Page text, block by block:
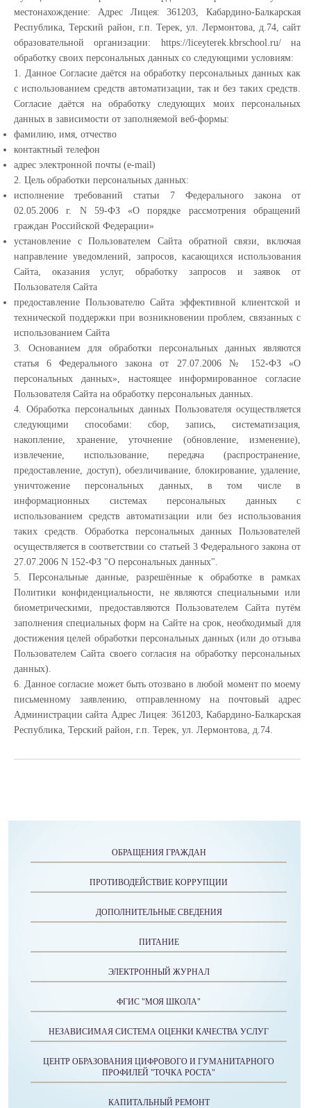
местонахождение: Адрес Лицея: 361203, Кабардино-Балкарская
Республика, Терский район, г.п. Терек, ул. Лермонтова, д.74, сайт
образовательной организации: https://liceyterek.kbrschool.ru/ на
обработку своих персональных данных со следующими условиям:
1. Данное Согласие даётся на обработку персональных данных как
с использованием средств автоматизации, так и без таких средств.
Согласие даётся на обработку следующих моих персональных
данных в зависимости от заполняемой веб-формы:
фамилию, имя, отчество
контактный телефон
адрес электронной почты (e-mail)
2. Цель обработки персональных данных:
исполнение требований статьи 7 Федерального закона от
02.05.2006 г. N 59-ФЗ «О порядке рассмотрения обращений
граждан Российской Федерации»
установление с Пользователем Сайта обратной связи, включая
направление уведомлений, запросов, касающихся использования
Сайта, оказания услуг, обработку запросов и заявок от
Пользователя Сайта
предоставление Пользователю Сайта эффективной клиентской и
технической поддержки при возникновении проблем, связанных с
использованием Сайта
3. Основанием для обработки персональных данных являются
статья 6 Федерального закона от 27.07.2006 № 152-ФЗ «О
персональных данных», настоящее информированное согласие
Пользователя Сайта на обработку персональных данных.
4. Обработка персональных данных Пользователя осуществляется
следующими способами: сбор, запись, систематизация,
накопление, хранение, уточнение (обновление, изменение),
извлечение, использование, передача (распространение,
предоставление, доступ), обезличивание, блокирование, удаление,
уничтожение персональных данных, в том числе в
информационных системах персональных данных с
использованием средств автоматизации или без использования
таких средств. Обработка персональных данных Пользователей
осуществляется в соответствии со статьей 3 Федерального закона от
27.07.2006 N 152-ФЗ "О персональных данных".
5. Персональные данные, разрешённые к обработке в рамках
Политики конфиденциальности, не являются специальными или
биометрическими, предоставляются Пользователем Сайта путём
заполнения специальных форм на Сайте на срок, необходимый для
достижения целей обработки персональных данных (или до отзыва
Пользователем Сайта своего согласия на обработку персональных
данных).
6. Данное согласие может быть отозвано в любой момент по моему
письменному заявлению, отправленному на почтовый адрес
Администрации сайта Адрес Лицея: 361203, Кабардино-Балкарская
Республика, Терский район, г.п. Терек, ул. Лермонтова, д.74.
ОБРАЩЕНИЯ ГРАЖДАН
ПРОТИВОДЕЙСТВИЕ КОРРУПЦИИ
ДОПОЛНИТЕЛЬНЫЕ СВЕДЕНИЯ
ПИТАНИЕ
ЭЛЕКТРОННЫЙ ЖУРНАЛ
ФГИС "МОЯ ШКОЛА"
НЕЗАВИСИМАЯ СИСТЕМА ОЦЕНКИ КАЧЕСТВА УСЛУГ
ЦЕНТР ОБРАЗОВАНИЯ ЦИФРОВОГО И ГУМАНИТАРНОГО
ПРОФИЛЕЙ "ТОЧКА РОСТА"
КАПИТАЛЬНЫЙ РЕМОНТ